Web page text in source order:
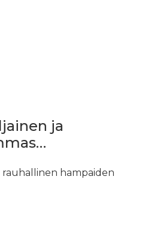
ja
rauhallinen hampaiden